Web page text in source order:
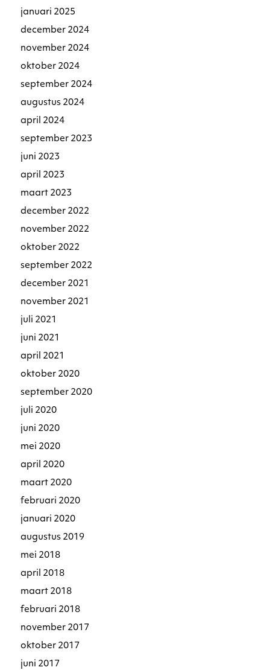
januari 2025
december 2024
november 2024
oktober 2024
september 2024
augustus 2024
april 2024
september 2023
juni 2023
april 2023
maart 2023
december 2022
november 2022
oktober 2022
september 2022
december 2021
november 2021
juli 2021
juni 2021
april 2021
oktober 2020
september 2020
juli 2020
juni 2020
mei 2020
april 2020
maart 2020
februari 2020
januari 2020
augustus 2019
mei 2018
april 2018
maart 2018
februari 2018
november 2017
oktober 2017
juni 2017